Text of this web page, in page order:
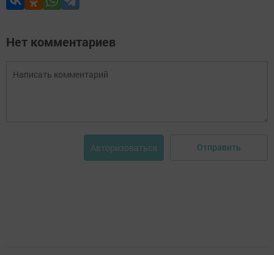
Нет комментариев
Авторизоваться Отправить